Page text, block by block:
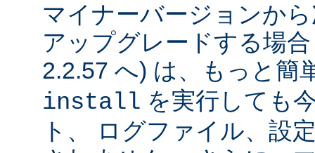
マイナーバージョンか
アップグレードする場
2.2.57 へ) は、もっと簡
install を実行しても
ト、 ログファイル、設